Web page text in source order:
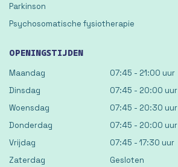
Parkinson
Psychosomatische fysiotherapie
OPENINGSTIJDEN
Maandag
07:45 - 21:00 uur
Dinsdag
07:45 - 20:00 uur
Woensdag
07:45 - 20:30 uur
Donderdag
07:45 - 20:00 uur
Vrijdag
07:45 - 17:30 uur
Zaterdag
Gesloten